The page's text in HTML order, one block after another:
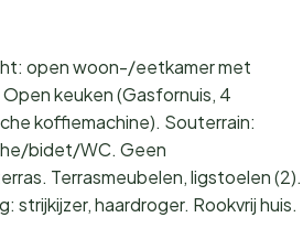
open woon-/eetkamer met
keuken (Gasfornuis, 4
koffiemachine). Souterrain:
bidet/WC. Geen
Terrasmeubelen, ligstoelen (2).
strijkijzer, haardroger. Rookvrij huis.